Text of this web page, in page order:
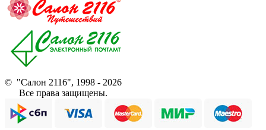
© "Салон 2116", 1998 - 2026
Все права защищены.